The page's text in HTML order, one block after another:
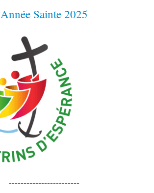
Année Sainte 2025
------------------------